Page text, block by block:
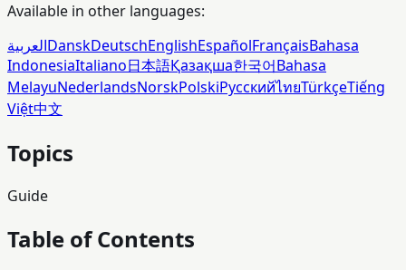
Available in other languages:
العربيةDanskDeutschEnglishEspañolFrançaisBahasa
IndonesiaItaliano日本語Қазақша한국어Bahasa
MelayuNederlandsNorskPolskiРусскийไทยTürkçeTiếng
Việt中文
Topics
Guide
Table of Contents